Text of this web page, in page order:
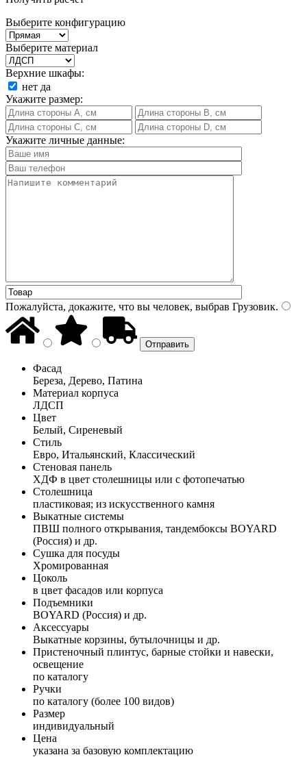
Выберите конфигурацию
Выберите материал
Верхние шкафы:
нет да
Укажите размер:
Укажите личные данные:
Пожалуйста, докажите, что вы человек, выбрав Грузовик.
Фасад
Береза, Дерево, Патина
Материал корпуса
ЛДСП
Цвет
Белый, Сиреневый
Стиль
Евро, Итальянский, Классический
Стеновая панель
ХДФ в цвет столешницы или с фотопечатью
Столешница
пластиковая; из искусственного камня
Выкатные системы
ПВШ полного открывания, тандембоксы BOYARD
(Россия) и др.
Сушка для посуды
Хромированная
Цоколь
в цвет фасадов или корпуса
Подъемники
BOYARD (Россия) и др.
Аксессуары
Выкатные корзины, бутылочницы и др.
Пристеночный плинтус, барные стойки и навески,
освещение
по каталогу
Ручки
по каталогу (более 100 видов)
Размер
индивидуальный
Цена
указана за базовую комплектацию